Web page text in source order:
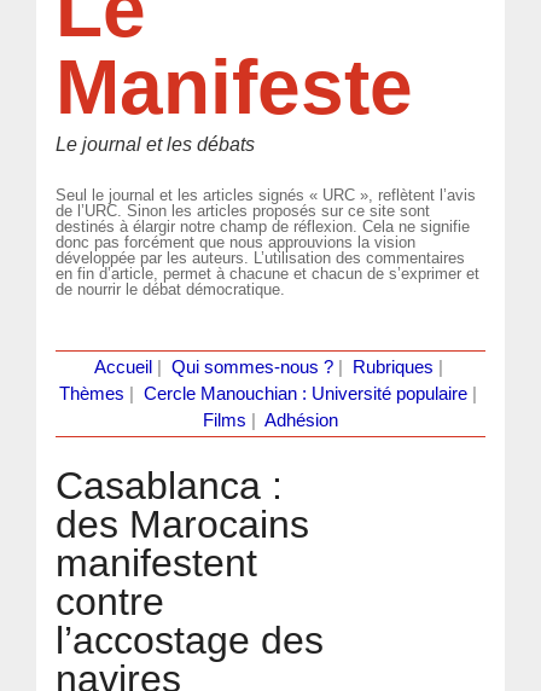
Manifeste
Le journal et les débats
Seul le journal et les articles signés « URC », reflètent l’avis
de l’URC. Sinon les articles proposés sur ce site sont
destinés à élargir notre champ de réflexion. Cela ne signifie
donc pas forcément que nous approuvions la vision
développée par les auteurs. L’utilisation des commentaires
en fin d’article, permet à chacune et chacun de s’exprimer et
de nourrir le débat démocratique.
Accueil Qui sommes-nous ?| Rubriques
Thèmes
Cercle Manouchian : Université populaire
Films
Adhésion
Casablanca :
des Marocains
manifestent
contre
l’accostage des
navires